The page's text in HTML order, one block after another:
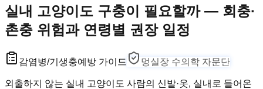
실내 고양이도 구충이 필요할까 — 회충·
촌충 위험과 연령별 권장 일정
감염병/기생충예방 가이드 멍실장 수의학 자문단
외출하지 않는 실내 고양이도 사람의 신발·옷, 실내로 들어온